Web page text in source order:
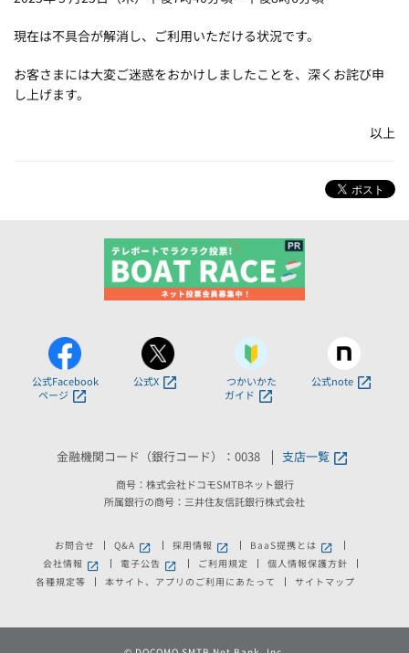
現在は不具合が解消し、ご利用いただける状況です。
お客さまには大変ご迷惑をおかけしましたことを、深くお詫び申
し上げます。
以上
公式Facebook
ページ
公式X
つかいかた
ガイド
公式note
金融機関コード（銀行コード）：0038 支店一覧
商号：株式会社ドコモSMTBネット銀行
所属銀行の商号：三井住友信託銀行株式会社
お問合せ Q&A 新しいウィンドウで開きます。
採用情報 新しいウィンドウで開きます。
BaaS提携とは 新しいウィンドウ
会社情報新しいウィンドウで開きます。
電子公告新しいウィンドウで開きます。
ご利用規定
個人情報保護方針
各種規定等
本サイト、アプリのご利用にあたって サイトマップ